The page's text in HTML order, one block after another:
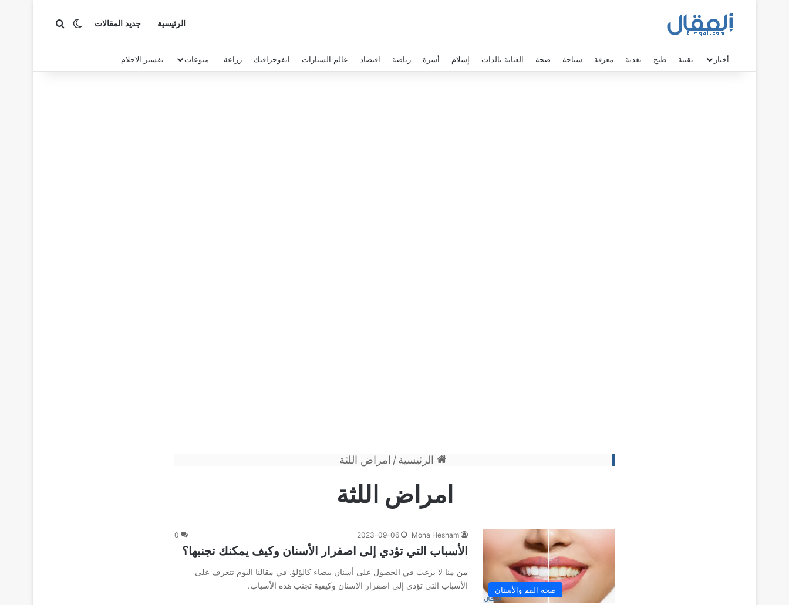
الرئيسية جديد المقالات الوضع المظلم
أخبار تقنية طبخ تغذية معرفة سياحة صحة العناية بالذات إسلام أسرة رياضة اقتصاد عالم السيارات انفوجرافيك زراعة منوعات تفسير الاحلام
الرئيسية/ امراض اللثة
امراض اللثة
صحة الفم والأسنان
Mona Hesham
2023-09-06
0
الأسباب التي تؤدي إلى اصفرار الأسنان وكيف يمكنك تجنبها؟
من منا لا يرغب في الحصول على أسنان بيضاء كالؤلؤ. في مقالنا اليوم نتعرف على
الأسباب التي تؤدي إلى اصفرار الاسنان وكيفية تجنب هذه الأسباب.